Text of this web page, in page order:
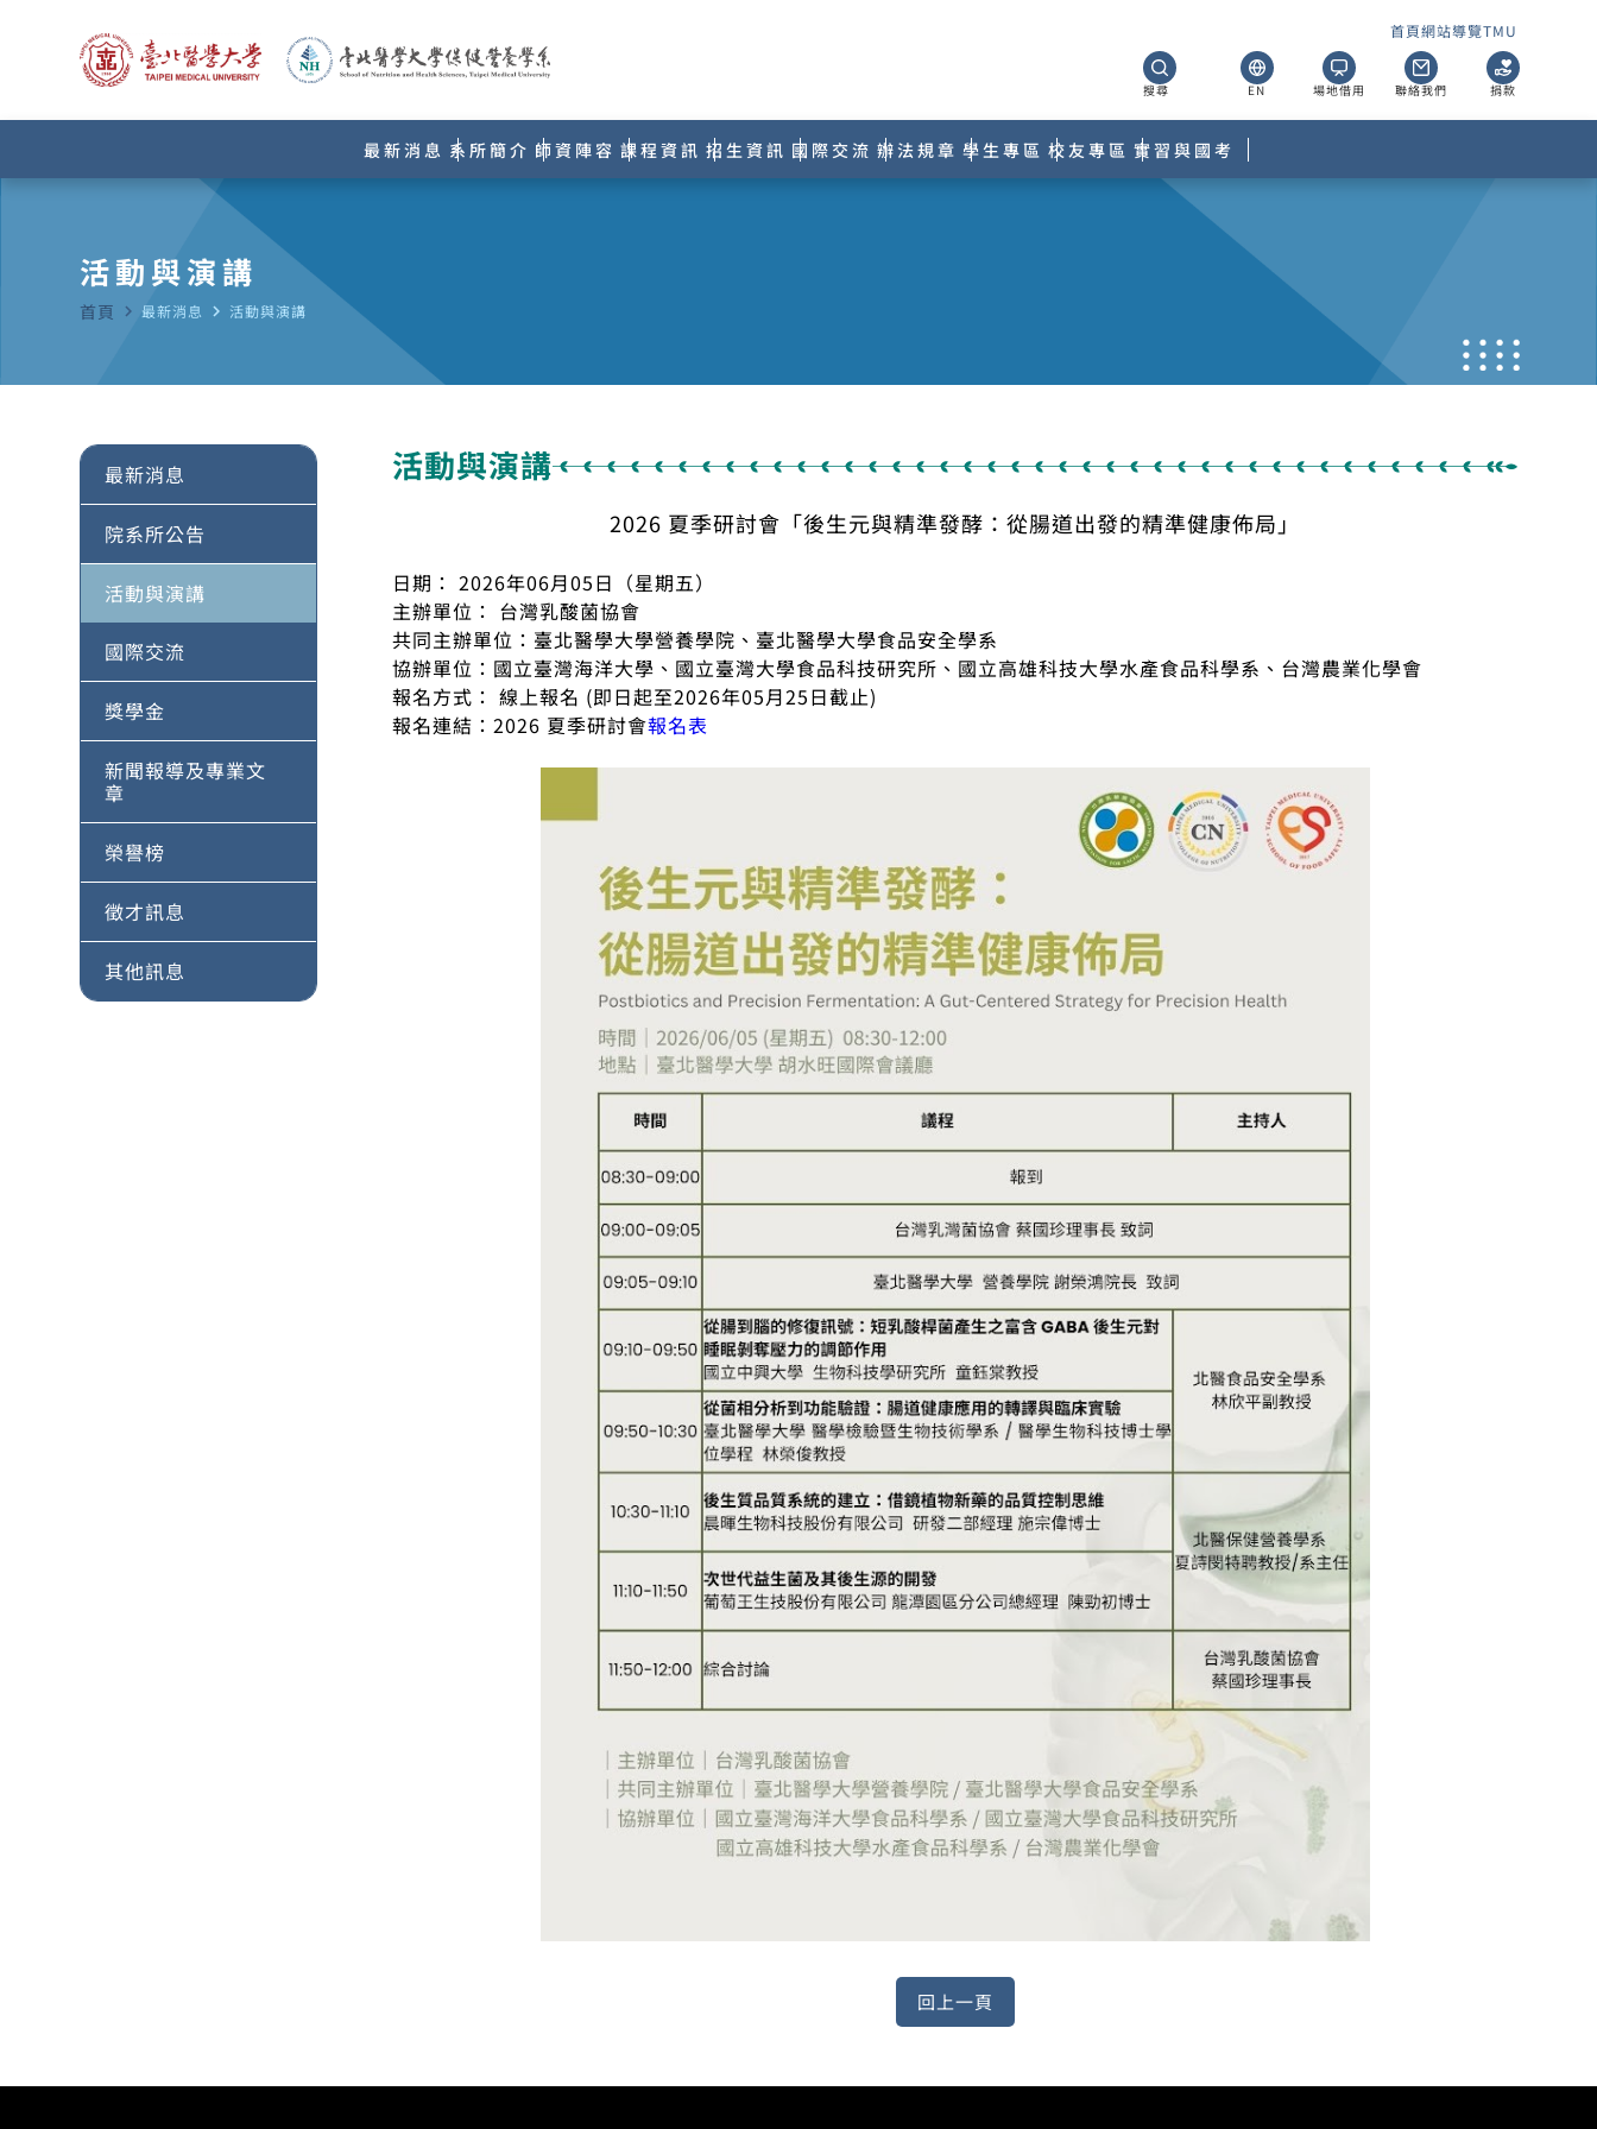
首頁網站導覽TMU
搜尋 EN 場地借用 聯絡我們 捐款
最新消息 系所簡介 師資陣容 課程資訊 招生資訊 國際交流 辦法規章 學生專區 校友專區 實習與國考
活動與演講
首頁 navigate_next 最新消息 navigate_next 活動與演講
最新消息
院系所公告
活動與演講
國際交流
獎學金
新聞報導及專業文
章
榮譽榜
徵才訊息
其他訊息
活動與演講
2026 夏季研討會「後生元與精準發酵：從腸道出發的精準健康佈局」
日期： 2026年06月05日（星期五）
主辦單位： 台灣乳酸菌協會
共同主辦單位：臺北醫學大學營養學院、臺北醫學大學食品安全學系
協辦單位：國立臺灣海洋大學、國立臺灣大學食品科技研究所、國立高雄科技大學水產食品科學系、台灣農業化學會
報名方式： 線上報名 (即日起至2026年05月25日截止)
報名連結：2026 夏季研討會報名表